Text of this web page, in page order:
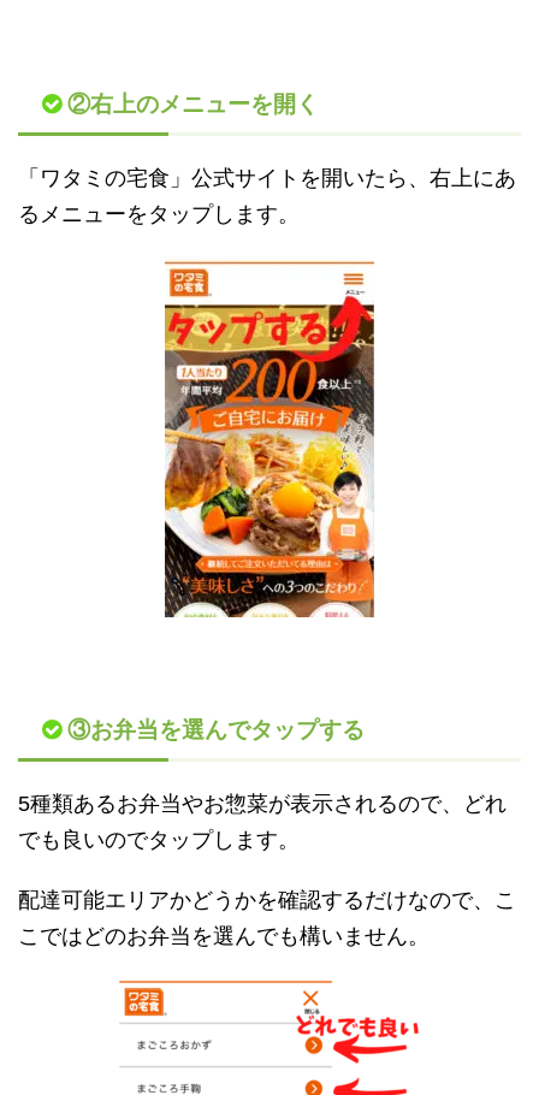
②右上のメニューを開く
「ワタミの宅食」公式サイトを開いたら、右上にあ
るメニューをタップします。
③お弁当を選んでタップする
5種類あるお弁当やお惣菜が表示されるので、どれ
でも良いのでタップします。
配達可能エリアかどうかを確認するだけなので、こ
こではどのお弁当を選んでも構いません。